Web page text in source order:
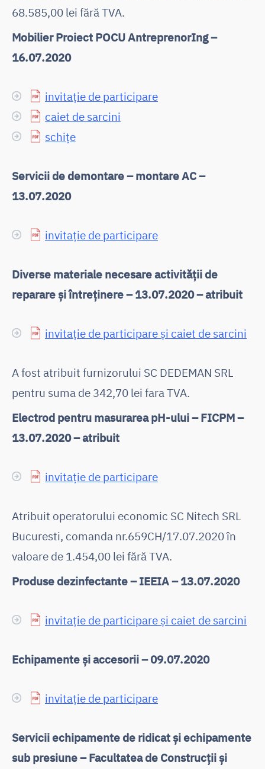
68.585,00 lei fără TVA.
Mobilier Proiect POCU AntreprenorIng –
16.07.2020
invitație de participare
caiet de sarcini
schițe
Servicii de demontare – montare AC –
13.07.2020
invitație de participare
Diverse materiale necesare activității de
reparare și întreținere – 13.07.2020 – atribuit
invitație de participare și caiet de sarcini
A fost atribuit furnizorului SC DEDEMAN SRL
pentru suma de 342,70 lei fara TVA.
Electrod pentru masurarea pH-ului – FICPM –
13.07.2020 – atribuit
invitație de participare
Atribuit operatorului economic SC Nitech SRL
Bucuresti, comanda nr.659CH/17.07.2020 în
valoare de 1.454,00 lei fără TVA.
Produse dezinfectante – IEEIA – 13.07.2020
invitație de participare și caiet de sarcini
Echipamente și accesorii – 09.07.2020
invitație de participare
Servicii echipamente de ridicat și echipamente
sub presiune – Facultatea de Construcții și